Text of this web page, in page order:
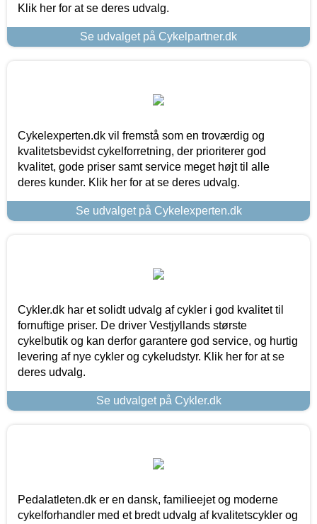
Klik her for at se deres udvalg.
Se udvalget på Cykelpartner.dk
Cykelexperten.dk vil fremstå som en troværdig og
kvalitetsbevidst cykelforretning, der prioriterer god
kvalitet, gode priser samt service meget højt til alle
deres kunder. Klik her for at se deres udvalg.
Se udvalget på Cykelexperten.dk
Cykler.dk har et solidt udvalg af cykler i god kvalitet til
fornuftige priser. De driver Vestjyllands største
cykelbutik og kan derfor garantere god service, og hurtig
levering af nye cykler og cykeludstyr. Klik her for at se
deres udvalg.
Se udvalget på Cykler.dk
Pedalatleten.dk er en dansk, familieejet og moderne
cykelforhandler med et bredt udvalg af kvalitetscykler og